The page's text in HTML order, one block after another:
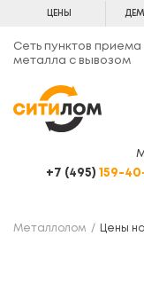
ЦЕНЫ
Сеть пунктов приема
металла с вывозом
+7 (495) 159-
Металлолом Цены